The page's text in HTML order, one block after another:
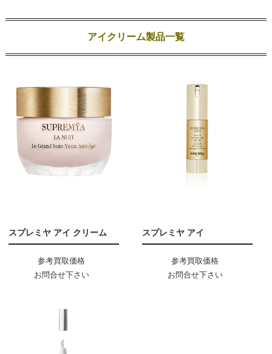
アイクリーム製品一覧
スプレミヤ アイ クリーム
参考買取価格
お問合せ下さい
スプレミヤ アイ
参考買取価格
お問合せ下さい